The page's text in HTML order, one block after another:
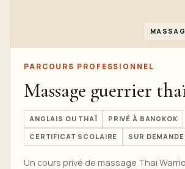
PARCOURS PROFESSIONNEL
Massage guerrier
ANGLAIS OU THAÏ PRIVÉ À BANGKOK
CERTIFICAT SCOLAIRE SUR DEMANDE
Un cours privé de massage Thai